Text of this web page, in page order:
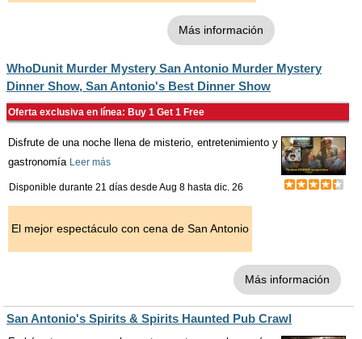
Más información
WhoDunit Murder Mystery San Antonio Murder Mystery
Dinner Show, San Antonio's Best Dinner Show
Oferta exclusiva en línea: Buy 1 Get 1 Free
Disfrute de una noche llena de misterio, entretenimiento y
gastronomía Leer más
Disponible durante 21 días desde Aug 8 hasta dic. 26
El mejor espectáculo con cena de San Antonio
Más información
San Antonio's Spirits & Spirits Haunted Pub Crawl